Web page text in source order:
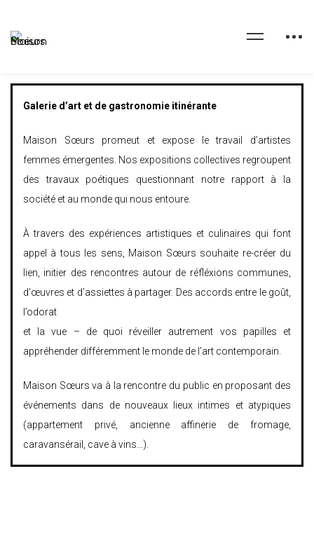
Galerie d’art et de gastronomie itinérante
Maison Sœurs promeut et expose le travail d’artistes
femmes émergentes. Nos expositions collectives regroupent
des travaux poétiques questionnant notre rapport à la
société et au monde qui nous entoure.
À travers des expériences artistiques et culinaires qui font
appel à tous les sens, Maison Sœurs souhaite re-créer du
lien, initier des rencontres autour de réfléxions communes,
d’œuvres et d’assiettes à partager. Des accords entre le goût,
l’odorat
et la vue – de quoi réveiller autrement vos papilles et
appréhender différemment le monde de l’art contemporain.
Maison Sœurs va à la rencontre du public en proposant des
événements dans de nouveaux lieux intimes et atypiques
(appartement privé, ancienne affinerie de fromage,
caravansérail, cave à vins…).